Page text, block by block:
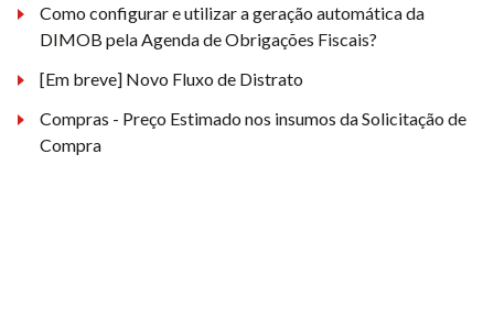
Como configurar e utilizar a geração automática da
DIMOB pela Agenda de Obrigações Fiscais?
[Em breve] Novo Fluxo de Distrato
Compras - Preço Estimado nos insumos da Solicitação de
Compra